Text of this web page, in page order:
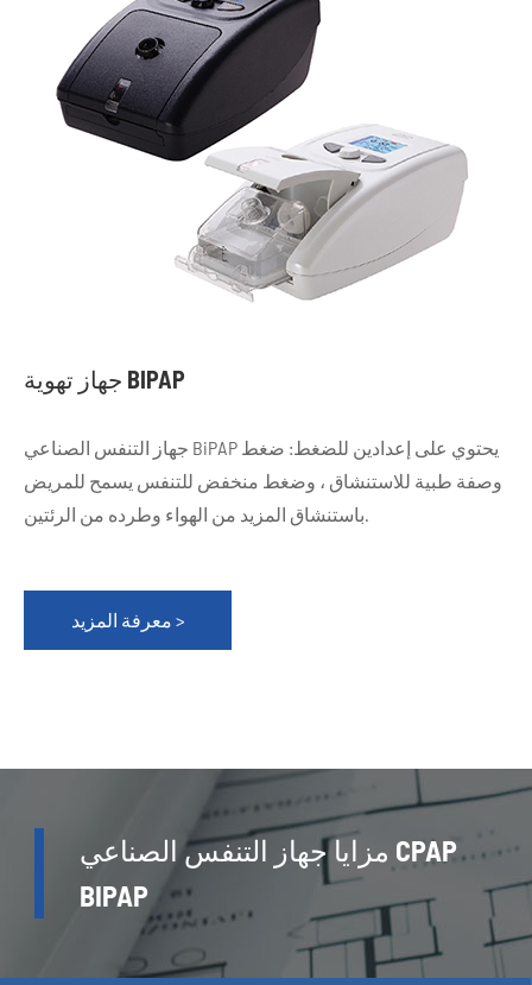
جهاز تهوية BIPAP
جهاز التنفس الصناعي BiPAP يحتوي على إعدادين للضغط: ضغط
وصفة طبية للاستنشاق ، وضغط منخفض للتنفس يسمح للمريض
باستنشاق المزيد من الهواء وطرده من الرئتين.
معرفة المزيد >
مزايا جهاز التنفس الصناعي CPAP
BIPAP